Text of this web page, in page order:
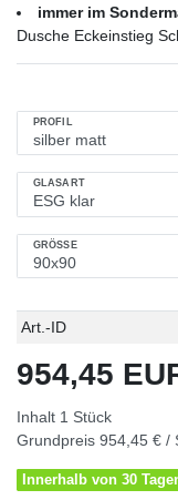
immer im
Dusche Eckeinstieg
PROFIL
GLASART
GRÖSSE
Technisches
Wert
Art.-ID
954,45
Inhalt 1 Stück
Grundpreis 954,45 € /
Innerhalb von 30